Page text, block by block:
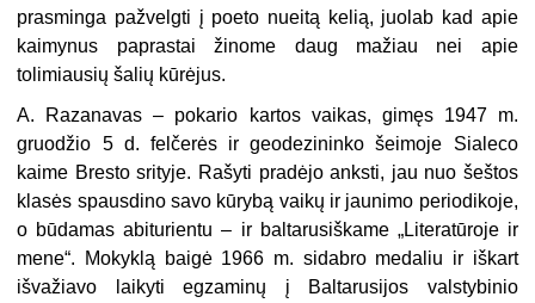
prasminga pažvelgti į poeto nueitą kelią, juolab kad apie
kaimynus paprastai žinome daug mažiau nei apie
tolimiausių šalių kūrėjus.
A. Razanavas – pokario kartos vaikas, gimęs 1947 m.
gruodžio 5 d. felčerės ir geodezininko šeimoje Sialeco
kaime Bresto srityje. Rašyti pradėjo anksti, jau nuo šeštos
klasės spausdino savo kūrybą vaikų ir jaunimo periodikoje,
o būdamas abiturientu – ir baltarusiškame „Literatūroje ir
mene“. Mokyklą baigė 1966 m. sidabro medaliu ir iškart
išvažiavo laikyti egzaminų į Baltarusijos valstybinio